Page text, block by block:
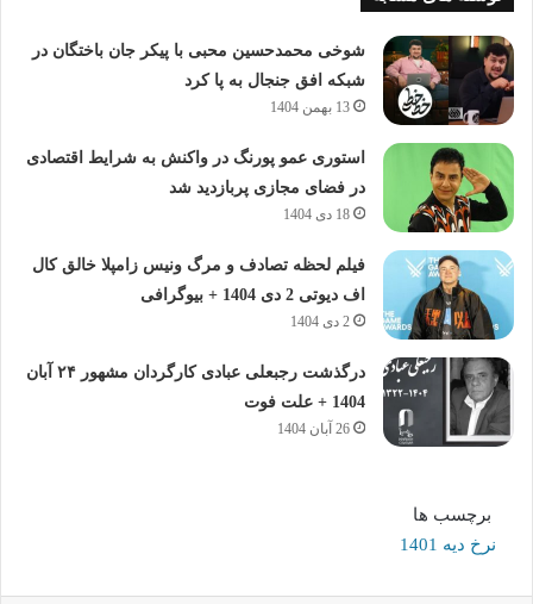
شوخی محمدحسین محبی با پیکر جان باختگان در
شبکه افق جنجال به پا کرد
13 بهمن 1404
استوری عمو پورنگ در واکنش به شرایط اقتصادی
در فضای مجازی پربازدید شد
18 دی 1404
فیلم لحظه تصادف و مرگ ونیس زامپلا خالق کال
اف دیوتی 2 دی 1404 + بیوگرافی
2 دی 1404
درگذشت رجبعلی عبادی کارگردان مشهور ۲۴ آبان
1404 + علت فوت
26 آبان 1404
برچسب ها
نرخ دیه 1401